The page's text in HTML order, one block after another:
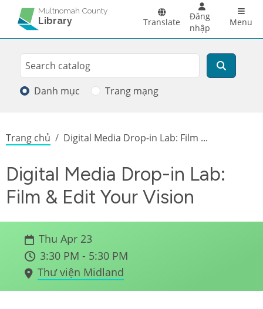
Skip to main content
Multnomah County
Library Translate
Đăng
nhập
Menu
Search
Tìm kiếm
Danh mục Trang mạng
Breadcrumb
Trang chủ Digital Media Drop-in Lab: Film ...
Digital Media Drop-in Lab:
Film & Edit Your Vision
Thu Apr 23
3:30 PM - 5:30 PM
Thư viện Midland